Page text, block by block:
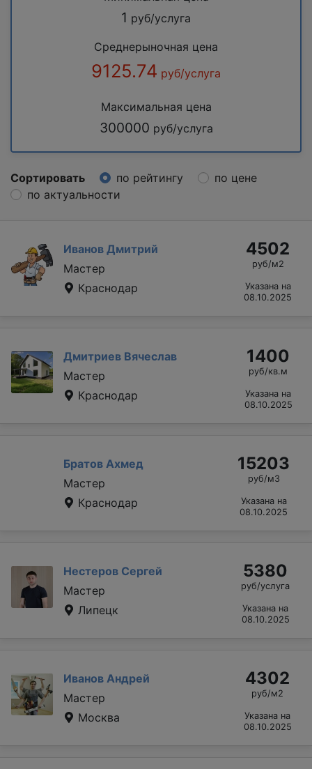
1 руб/услуга
Среднерыночная цена
9125.74 руб/услуга
Максимальная цена
300000 руб/услуга
Сортировать по рейтингу
по цене
по актуальности
Иванов Дмитрий
Мастер
Краснодар
4502
руб/м2
Указана на
08.10.2025
Дмитриев Вячеслав
Мастер
Краснодар
1400
руб/кв.м
Указана на
08.10.2025
Братов Ахмед
Мастер
Краснодар
15203
руб/м3
Указана на
08.10.2025
Нестеров Сергей
Мастер
Липецк
5380
руб/услуга
Указана на
08.10.2025
Иванов Андрей
Мастер
Москва
4302
руб/м2
Указана на
08.10.2025